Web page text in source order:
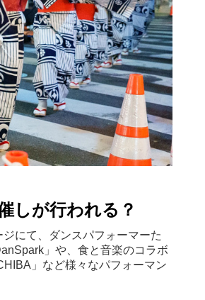
しが行われる？
にて、ダンスパフォーマーた
」や、食と音楽のコラボ
」など様々なパフォーマン